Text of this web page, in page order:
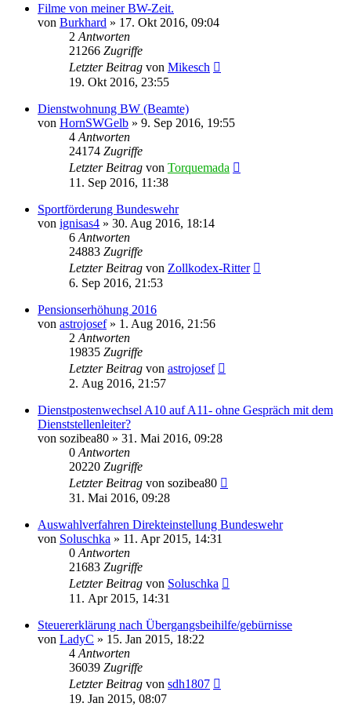
Filme von meiner BW-Zeit.
von Burkhard » 17. Okt 2016, 09:04
2 Antworten
21266 Zugriffe
Letzter Beitrag von Mikesch
19. Okt 2016, 23:55
Dienstwohnung BW (Beamte)
von HornSWGelb » 9. Sep 2016, 19:55
4 Antworten
24174 Zugriffe
Letzter Beitrag von Torquemada
11. Sep 2016, 11:38
Sportförderung Bundeswehr
von ignisas4 » 30. Aug 2016, 18:14
6 Antworten
24883 Zugriffe
Letzter Beitrag von Zollkodex-Ritter
6. Sep 2016, 21:53
Pensionserhöhung 2016
von astrojosef» 1. Aug 2016, 21:56
2 Antworten
19835 Zugriffe
Letzter Beitrag von astrojosef
2. Aug 2016, 21:57
Dienstpostenwechsel A10 auf A11- ohne Gespräch mit dem
Dienststellenleiter?
von sozibea80 » 31. Mai 2016, 09:28
0 Antworten
20220 Zugriffe
Letzter Beitrag von sozibea80
31. Mai 2016, 09:28
Auswahlverfahren Direkteinstellung Bundeswehr
von Soluschka » 11. Apr 2015, 14:31
0 Antworten
21683 Zugriffe
Letzter Beitrag von Soluschka
11. Apr 2015, 14:31
Steuererklärung nach Übergangsbeihilfe/gebürnisse
von LadyC » 15. Jan 2015, 18:22
4 Antworten
36039 Zugriffe
Letzter Beitrag von sdh1807
19. Jan 2015, 08:07